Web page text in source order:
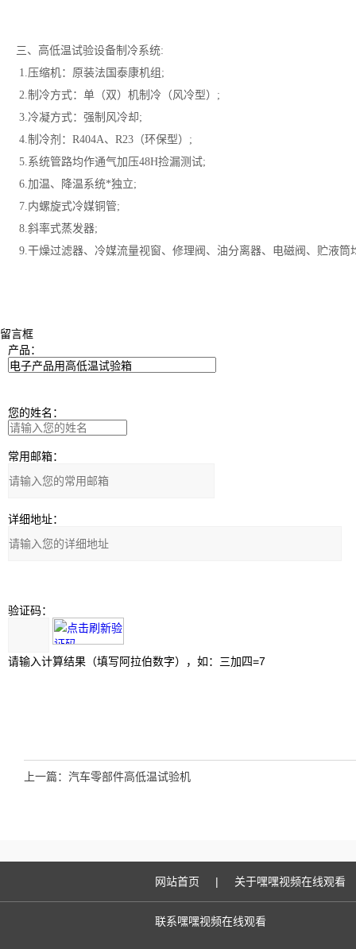
三、高低温试验设备制冷系统:
1.压缩机：原装法国泰康机组;
2.制冷方式：单（双）机制冷（风冷型）;
3.冷凝方式：强制风冷却;
4.制冷剂：R404A、R23（环保型）;
5.系统管路均作通气加压48H捡漏测试;
6.加温、降温系统*独立;
7.内螺旋式冷媒铜管;
8.斜率式蒸发器;
9.干燥过滤器、冷媒流量视窗、修理阀、油分离器、电磁阀、贮液筒
留言框
产品：
您的姓名：
常用邮箱：
详细地址：
验证码：
请输入计算结果（填写阿拉伯数字），如：三加四=7
上一篇： 汽车零部件高低温试验机
网站首页 | 关于嘿嘿视频在线观看
联系嘿嘿视频在线观看